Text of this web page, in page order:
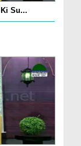
Pyarai Nabi صلی اللہ تعالیٰ علیہ وآلہ وسلم Ki Su...